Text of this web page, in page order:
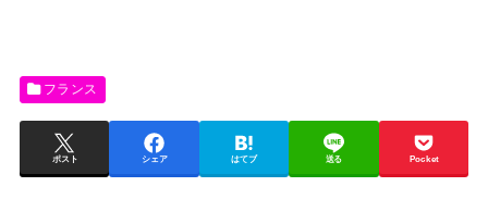
フランス
ポスト シェア はてブ 送る Pocket